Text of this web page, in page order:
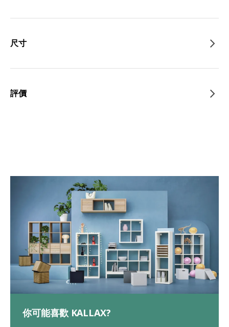
尺寸
評價
你可能喜歡 KALLAX?